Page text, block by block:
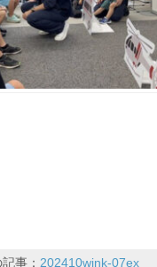
事： 202410wink-07ex